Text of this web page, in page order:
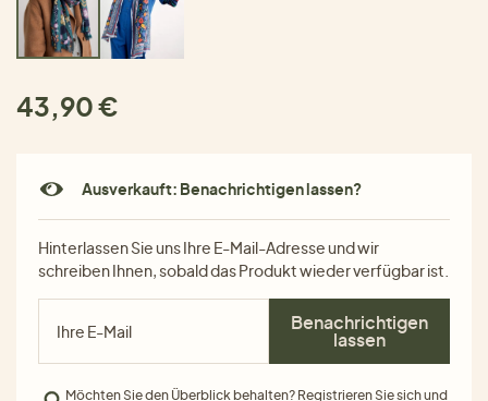
43,90 €
Ausverkauft: Benachrichtigen lassen?
Hinterlassen Sie uns Ihre E-Mail-Adresse und wir
schreiben Ihnen, sobald das Produkt wieder verfügbar ist.
Benachrichtigen
lassen
Möchten Sie den Überblick behalten? Registrieren Sie sichund